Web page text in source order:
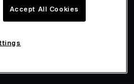
Accept All Cookies